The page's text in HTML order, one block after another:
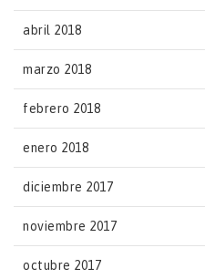
abril 2018
marzo 2018
febrero 2018
enero 2018
diciembre 2017
noviembre 2017
octubre 2017